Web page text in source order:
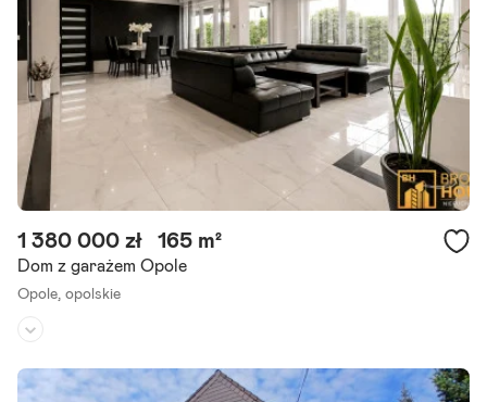
w jednorodzinnych i bliźniaczych przy ul. Lipcowej w Opolu.
Szczegóły ogłoszenia
Dom z garażem Opole
Opole, opolskie
1 380 000 zł 165 m²
Liczba pokoi: